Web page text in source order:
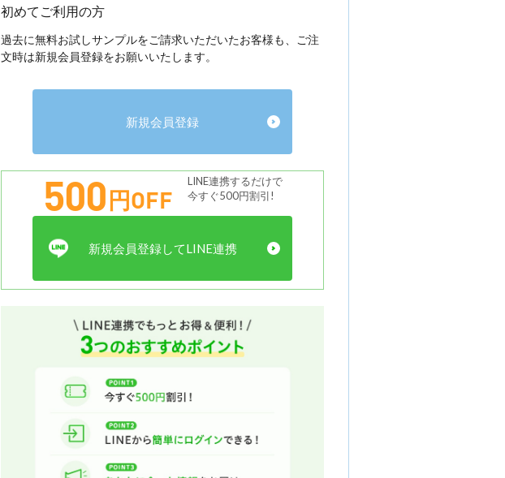
初めてご利用の方
過去に無料お試しサンプルをご請求いただいたお客様も、ご注
文時は新規会員登録をお願いいたします。
新規会員登録
500円OFF
LINE連携するだけで
今すぐ500円割引!
新規会員登録してLINE連携